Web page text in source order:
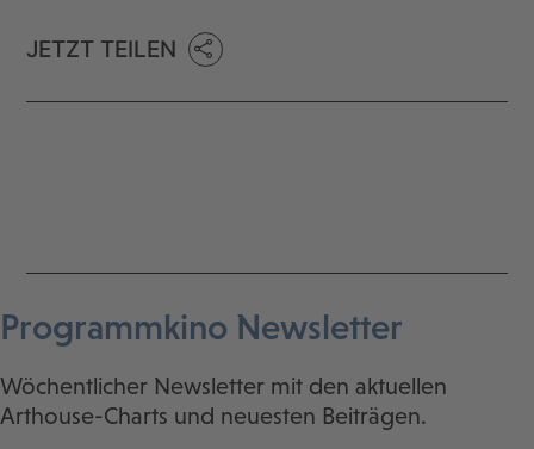
JETZT TEILEN
Programmkino Newsletter
Wöchentlicher Newsletter mit den aktuellen
Arthouse-Charts und neuesten Beiträgen.